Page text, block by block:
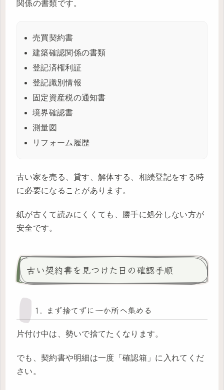
関係の書類です。
売買契約書
建築確認関係の書類
登記済権利証
登記識別情報
固定資産税の通知書
境界確認書
測量図
リフォーム履歴
古い家を売る、貸す、解体する、相続登記をする時
に必要になることがあります。
紙が古くて読みにくくても、勝手に処分しない方が
安全です。
古い契約書を見つけた日の確認手順
1. まず捨てずに一か所へ集める
片付け中は、勢いで捨てたくなります。
でも、契約書や明細は一度「確認箱」に入れてくだ
さい。